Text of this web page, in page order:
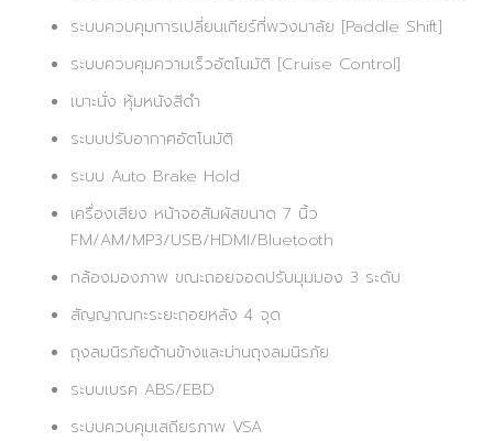
ระบบควบคุมการเปลี่ยนเกียร์ที่พวงมาลัย [Paddle Shift]
ระบบควบคุมความเร็วอัตโนมัติ [Cruise Control]
เบาะนั่ง หุ้มหนังสีดำ
ระบบปรับอากาศอัตโนมัติ
ระบบ Auto Brake Hold
เครื่องเสียง หน้าจอสัมผัสขนาด 7 นิ้ว
FM/AM/MP3/USB/HDMI/Bluetooth
กล้องมองภาพ ขณะถอยจอดปรับมุมมอง 3 ระดับ
สัญญาณกะระยะถอยหลัง 4 จุด
ถุงลมนิรภัยด้านข้างและม่านถุงลมนิรภัย
ระบบเบรค ABS/EBD
ระบบควบคุมเสถียรภาพ VSA